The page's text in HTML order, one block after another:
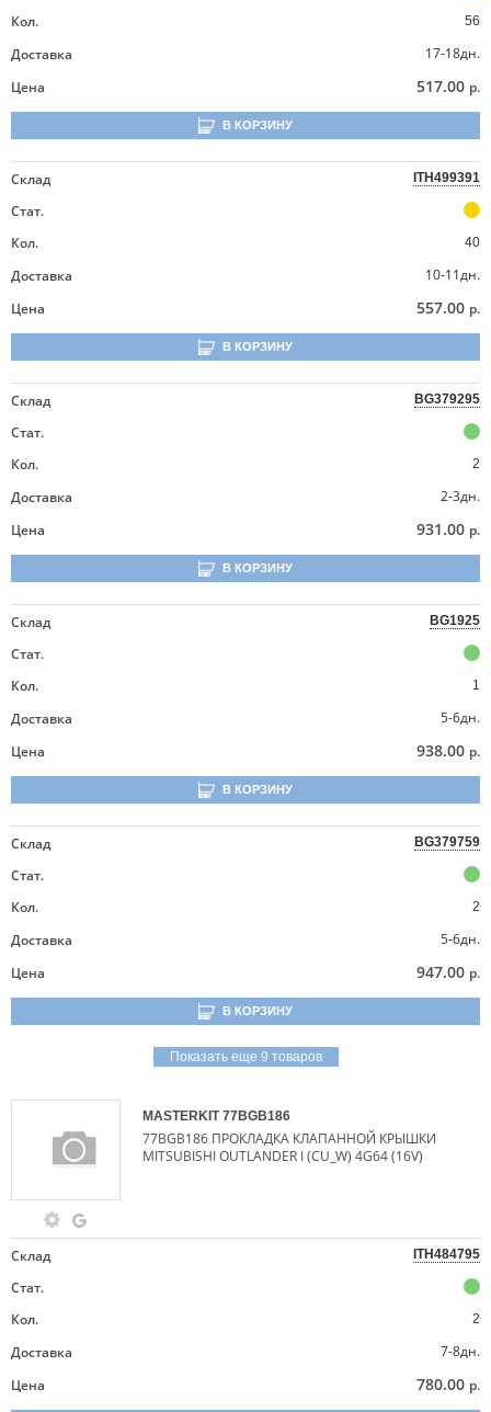
Кол.
56
Доставка
17-18дн.
Цена
517.00 р.
В КОРЗИНУ
Склад ITH499391
Стат.
Кол.
40
Доставка
10-11дн.
Цена
557.00 р.
В КОРЗИНУ
Склад BG379295
Стат.
Кол.
2
Доставка
2-3дн.
Цена
931.00 р.
В КОРЗИНУ
Склад BG1925
Стат.
Кол.
1
Доставка
5-6дн.
Цена
938.00 р.
В КОРЗИНУ
Склад BG379759
Стат.
Кол.
2
Доставка
5-6дн.
Цена
947.00 р.
В КОРЗИНУ
Показать еще 9 товаров
MASTERKIT77BGB186
77BGB186 ПРОКЛАДКА КЛАПАННОЙ КРЫШКИ
MITSUBISHI OUTLANDER I (CU_W) 4G64 (16V)
Склад ITH484795
Стат.
Кол.
2
Доставка
7-8дн.
Цена
780.00 р.